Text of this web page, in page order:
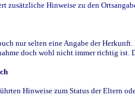
zusätzliche Hinweise zu den
nur selten eine Angabe der
doch wohl nicht immer richtig ist.
Hinweise zum Status der Eltern